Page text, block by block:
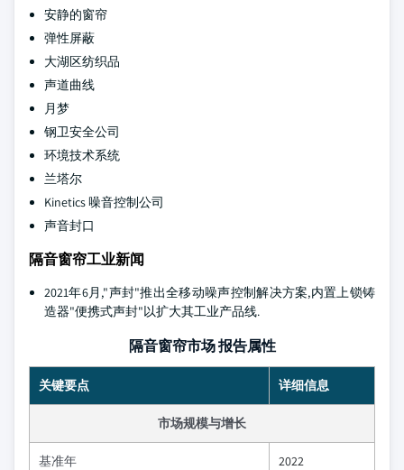
安静的窗帘
弹性屏蔽
大湖区纺织品
声道曲线
月梦
钢卫安全公司
环境技术系统
兰塔尔
Kinetics 噪音控制公司
声音封口
隔音窗帘工业新闻
2021年6月,"声封"推出全移动噪声控制解决方案,内置上锁铸
造器"便携式声封"以扩大其工业产品线.
隔音窗帘市场 报告属性
关键要点 详细信息
市场规模与增长
基准年 2022